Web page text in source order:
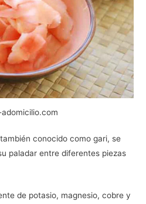
adomicilio.com
conocido como gari, se
paladar entre diferentes piezas
de potasio, magnesio, cobre y